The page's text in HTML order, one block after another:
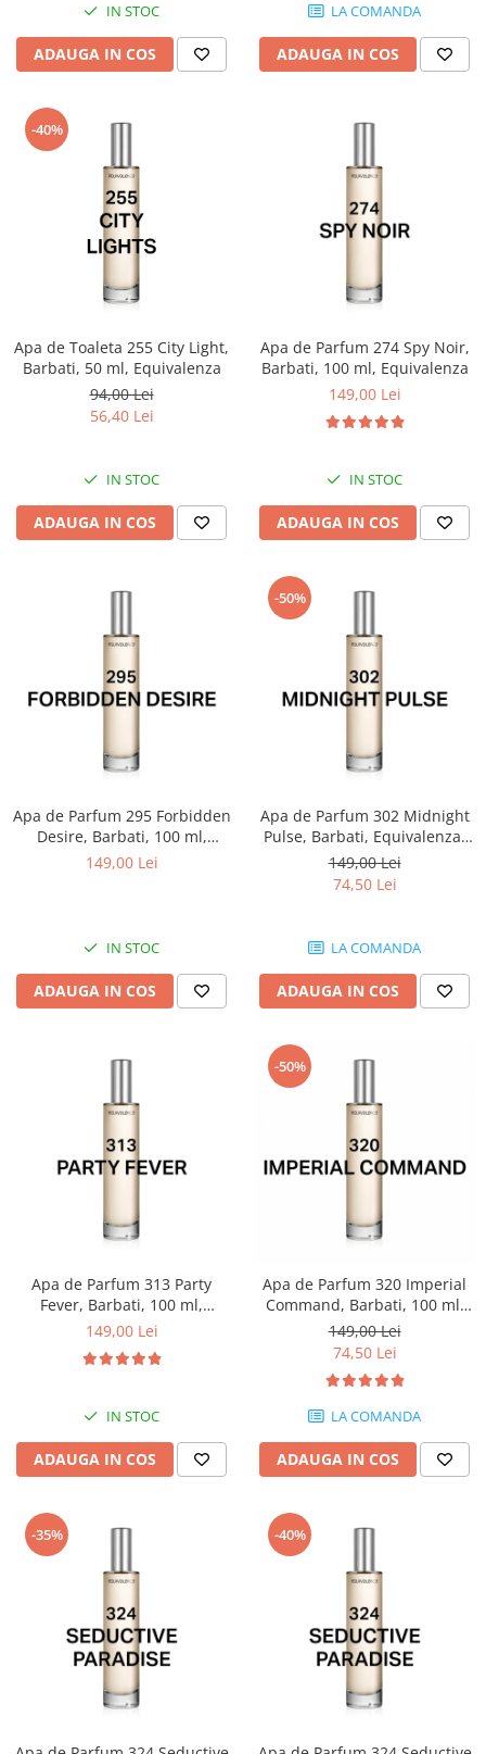
IN STOC
ADAUGA IN COS
LA COMANDA
ADAUGA IN COS
-40%
Apa de Toaleta 255 City Light,
Barbati, 50 ml, Equivalenza
94,00 Lei
56,40 Lei
IN STOC
ADAUGA IN COS
Apa de Parfum 274 Spy Noir,
Barbati, 100 ml, Equivalenza
149,00 Lei
IN STOC
ADAUGA IN COS
Apa de Parfum 295 Forbidden
Desire, Barbati, 100 ml,
Equivalenza
149,00 Lei
IN STOC
ADAUGA IN COS
-50%
Apa de Parfum 302 Midnight
Pulse, Barbati, Equivalenza,
100 ml
149,00 Lei
74,50 Lei
LA COMANDA
ADAUGA IN COS
Apa de Parfum 313 Party
Fever, Barbati, 100 ml,
Equivalenza
149,00 Lei
IN STOC
ADAUGA IN COS
-50%
Apa de Parfum 320 Imperial
Command, Barbati, 100 ml,
Equivalenza
149,00 Lei
74,50 Lei
LA COMANDA
ADAUGA IN COS
-35% -40%